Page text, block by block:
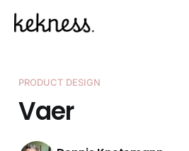
PRODUCT DESIGN
Vaer